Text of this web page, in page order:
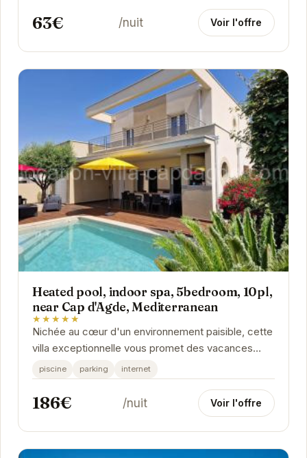
63€ /nuit Voir l'offre
Heated pool, indoor spa, 5bedroom, 10pl,
near Cap d'Agde, Mediterranean
★★★★★
Nichée au cœur d'un environnement paisible, cette
villa exceptionnelle vous promet des vacances
inoubliables. Avec sa piscine chauffée, son spa...
piscine parking internet
186€ /nuit Voir l'offre